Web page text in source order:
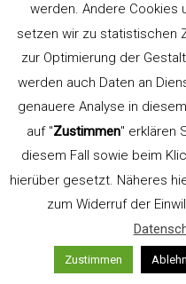
Printdesign
Ränder und
Redaktion
Satzarten
Schlußredaktion
Schrift
werden. Andere Cookies
setzen wir zu statistischen
zur Optimierung der
werden auch Daten an
genauere Analyse in
auf "Zustimmen" erklären
diesem Fall sowie beim
hierüber gesetzt. Näheres
zum Widerruf der
Zustimmen